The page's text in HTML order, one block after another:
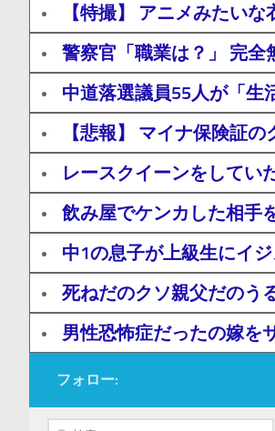
【特撮】 アニメみたい
警察官「職業は？」 完全
中道落選議員55人が「生
【悲報】 マイナ保険証
レースクイーンをしてい
飲み屋でケンカした相手
中1の息子が上級生にイ
死ねだのクソ親父だのう
男性恐怖症だったの嫁を
フォロー: